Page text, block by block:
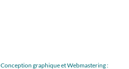
Conception graphique et Webmastering :